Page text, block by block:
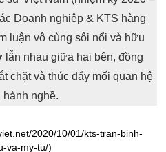
Doanh nghiệp & KTS hàng
luận vô cùng sôi nổi và hữu
nhau giữa hai bên, đồng
chặt và thúc đẩy mối quan hệ
nghề.
2020/10/01/kts-tran-binh-
va-my-tu/)